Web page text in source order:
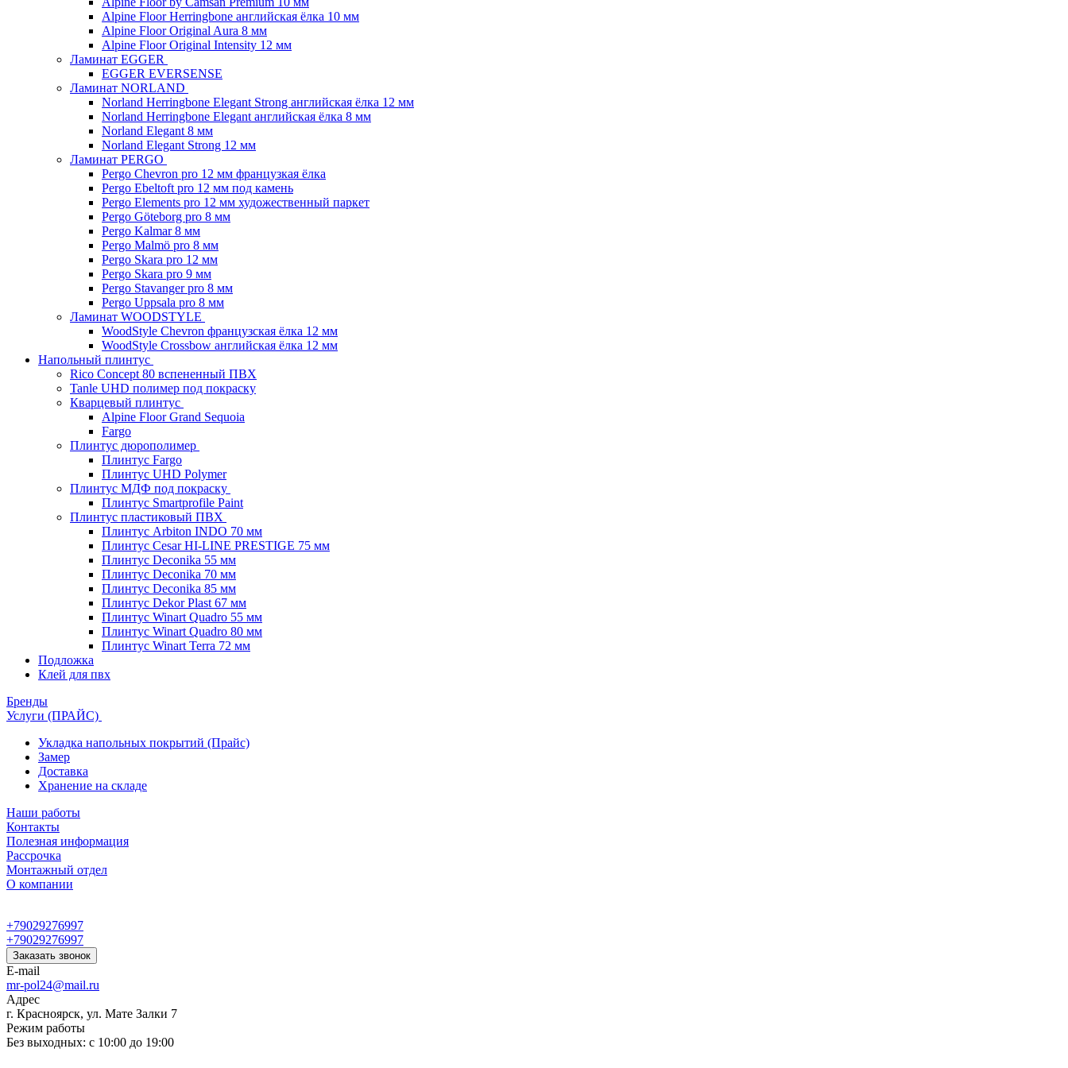
Alpine Floor Herringbone английская ёлка 10 мм
Alpine Floor Original Aura 8 мм
Alpine Floor Original Intensity 12 мм
Ламинат EGGER
EGGER EVERSENSE
Ламинат NORLAND
Norland Herringbone Elegant Strong английская ёлка 12 мм
Norland Herringbone Elegant английская ёлка 8 мм
Norland Elegant 8 мм
Norland Elegant Strong 12 мм
Ламинат PERGO
Pergo Chevron pro 12 мм французкая ёлка
Pergo Ebeltoft pro 12 мм под камень
Pergo Elements pro 12 мм художественный паркет
Pergo Göteborg pro 8 мм
Pergo Kalmar 8 мм
Pergo Malmö pro 8 мм
Pergo Skara pro 12 мм
Pergo Skara pro 9 мм
Pergo Stavanger pro 8 мм
Pergo Uppsala pro 8 мм
Ламинат WOODSTYLE
WoodStyle Chevron французская ёлка 12 мм
WoodStyle Crossbow английская ёлка 12 мм
Напольный плинтус
Rico Concept 80 вспененный ПВХ
Tanle UHD полимер под покраску
Кварцевый плинтус
Alpine Floor Grand Sequoia
Fargo
Плинтус дюрополимер
Плинтус Fargo
Плинтус UHD Polymer
Плинтус МДФ под покраску
Плинтус Smartprofile Paint
Плинтус пластиковый ПВХ
Плинтус Arbiton INDO 70 мм
Плинтус Cesar HI-LINE PRESTIGE 75 мм
Плинтус Deconika 55 мм
Плинтус Deconika 70 мм
Плинтус Deconika 85 мм
Плинтус Dekor Plast 67 мм
Плинтус Winart Quadro 55 мм
Плинтус Winart Quadro 80 мм
Плинтус Winart Terra 72 мм
Подложка
Клей для пвх
Бренды
Услуги (ПРАЙС)
Укладка напольных покрытий (Прайс)
Замер
Доставка
Хранение на складе
Наши работы
Контакты
Полезная информация
Рассрочка
Монтажный отдел
О компании
+79029276997
+79029276997
Заказать звонок
E-mail
mr-pol24@mail.ru
Адрес
г. Красноярск, ул. Мате Залки 7
Режим работы
Без выходных: с 10:00 до 19:00